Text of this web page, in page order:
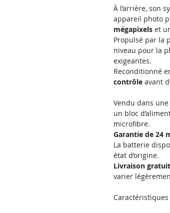
À l’arrière, son
appareil photo
mégapixels et
Propulsé par la
niveau pour la
exigeantes.
Reconditionné
contrôle avant
Vendu dans
un bloc
microfibre.
Garantie de 24
La batterie
état d’origine.
Livraison
varier